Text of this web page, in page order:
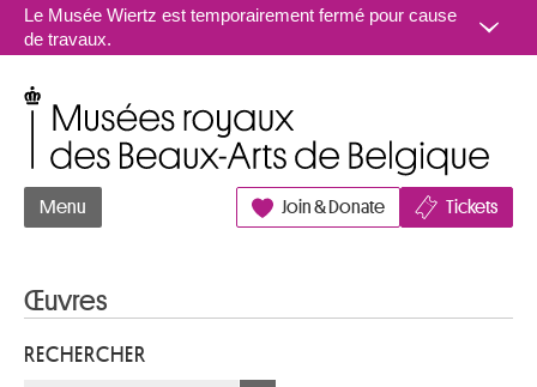
Aller au contenu
Le Musée Wiertz est temporairement fermé pour cause
de travaux.
Menu Join & Donate Tickets
Œuvres
RECHERCHER